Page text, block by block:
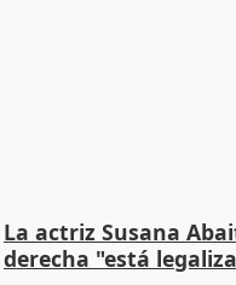
La actriz Susana
derecha "está